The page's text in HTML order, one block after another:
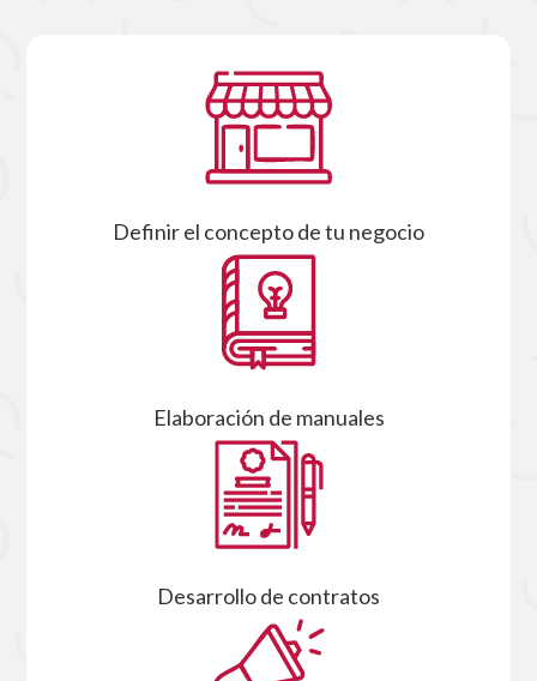
Definir el concepto de tu negocio
Elaboración de manuales
Desarrollo de contratos